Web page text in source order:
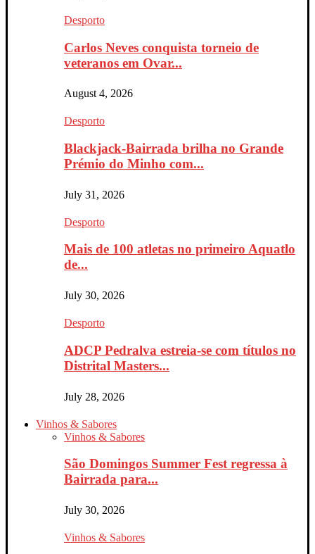
Desporto
Carlos Neves conquista torneio de
veteranos em Ovar...
August 4, 2026
Desporto
Blackjack-Bairrada brilha no Grande
Prémio do Minho com...
July 31, 2026
Desporto
Mais de 100 atletas no primeiro Aquatlo
de...
July 30, 2026
Desporto
ADCP Pedralva estreia-se com títulos no
Distrital Masters...
July 28, 2026
Vinhos & Sabores
Vinhos & Sabores
São Domingos Summer Fest regressa à
Bairrada para...
July 30, 2026
Vinhos & Sabores